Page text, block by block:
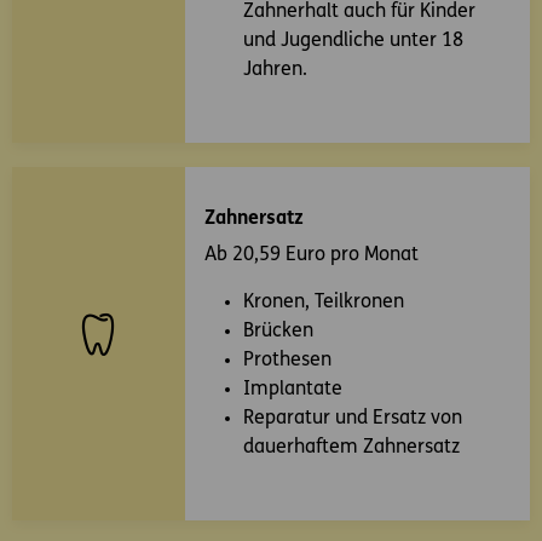
Zahnerhalt auch für Kinder
und Jugendliche unter 18
Jahren.
Zahnersatz
Ab 20,59 Euro pro Monat
Kronen, Teilkronen
Brücken
Prothesen
Implantate
Reparatur und Ersatz von
dauerhaftem Zahnersatz